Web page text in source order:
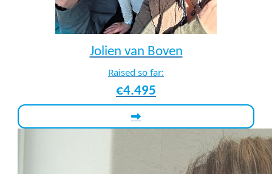
Jolien van Boven
Raised so far:
€4.495